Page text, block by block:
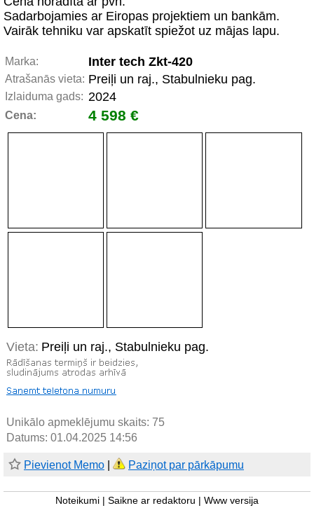
Sadarbojamies ar Eiropas projektiem un bankām.
Vairāk tehniku var apskatīt spiežot uz mājas lapu.
Marka: Inter tech Zkt-420
Atrašanās vieta: Preiļi un raj., Stabulnieku pag.
Izlaiduma gads: 2024
Cena: 4 598 €
Vieta: Preiļi un raj., Stabulnieku pag.
Unikālo apmeklējumu skaits: 75
Datums: 01.04.2025 14:56
Pievienot Memo Paziņot par pārkāpumu
Noteikumi Saikne ar redaktoru Www versija